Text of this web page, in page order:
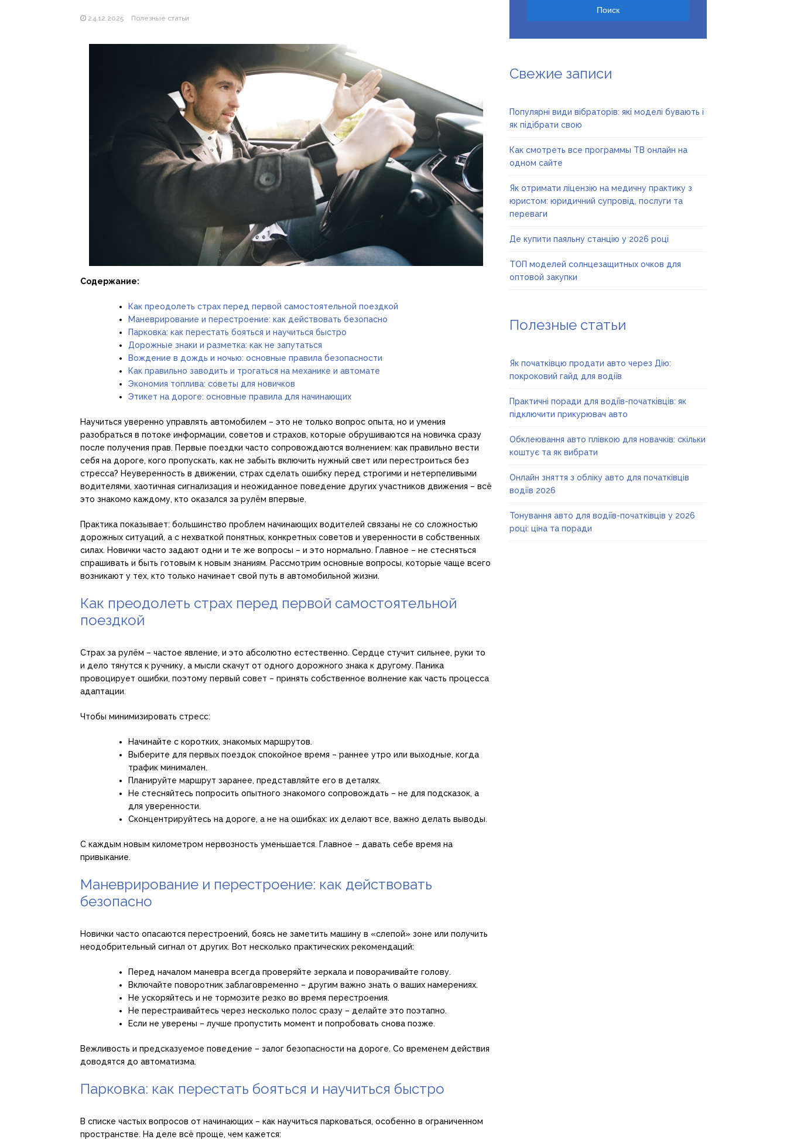
24.12.2025 Полезные статьи
Содержание:
Как преодолеть страх перед первой самостоятельной поездкой
Маневрирование и перестроение: как действовать безопасно
Парковка: как перестать бояться и научиться быстро
Дорожные знаки и разметка: как не запутаться
Вождение в дождь и ночью: основные правила безопасности
Как правильно заводить и трогаться на механике и автомате
Экономия топлива: советы для новичков
Этикет на дороге: основные правила для начинающих
Научиться уверенно управлять автомобилем – это не только вопрос опыта, но и умения
разобраться в потоке информации, советов и страхов, которые обрушиваются на новичка сразу
после получения прав. Первые поездки часто сопровождаются волнением: как правильно вести
себя на дороге, кого пропускать, как не забыть включить нужный свет или перестроиться без
стресса? Неуверенность в движении, страх сделать ошибку перед строгими и нетерпеливыми
водителями, хаотичная сигнализация и неожиданное поведение других участников движения – всё
это знакомо каждому, кто оказался за рулём впервые.
Практика показывает: большинство проблем начинающих водителей связаны не со сложностью
дорожных ситуаций, а с нехваткой понятных, конкретных советов и уверенности в собственных
силах. Новички часто задают одни и те же вопросы – и это нормально. Главное – не стесняться
спрашивать и быть готовым к новым знаниям. Рассмотрим основные вопросы, которые чаще всего
возникают у тех, кто только начинает свой путь в автомобильной жизни.
Как преодолеть страх перед первой самостоятельной
поездкой
Страх за рулём – частое явление, и это абсолютно естественно. Сердце стучит сильнее, руки то
и дело тянутся к ручнику, а мысли скачут от одного дорожного знака к другому. Паника
провоцирует ошибки, поэтому первый совет – принять собственное волнение как часть процесса
адаптации.
Чтобы минимизировать стресс:
Начинайте с коротких, знакомых маршрутов.
Выберите для первых поездок спокойное время – раннее утро или выходные, когда
трафик минимален.
Планируйте маршрут заранее, представляйте его в деталях.
Не стесняйтесь попросить опытного знакомого сопровождать – не для подсказок, а
для уверенности.
Сконцентрируйтесь на дороге, а не на ошибках: их делают все, важно делать выводы.
С каждым новым километром нервозность уменьшается. Главное – давать себе время на
привыкание.
Маневрирование и перестроение: как действовать
безопасно
Новички часто опасаются перестроений, боясь не заметить машину в «слепой» зоне или получить
неодобрительный сигнал от других. Вот несколько практических рекомендаций:
Перед началом маневра всегда проверяйте зеркала и поворачивайте голову.
Включайте поворотник заблаговременно – другим важно знать о ваших намерениях.
Не ускоряйтесь и не тормозите резко во время перестроения.
Не перестраивайтесь через несколько полос сразу – делайте это поэтапно.
Если не уверены – лучше пропустить момент и попробовать снова позже.
Вежливость и предсказуемое поведение – залог безопасности на дороге. Со временем действия
доводятся до автоматизма.
Парковка: как перестать бояться и научиться быстро
В списке частых вопросов от начинающих – как научиться парковаться, особенно в ограниченном
пространстве. На деле всё проще, чем кажется:
Свежие записи
Популярні види вібраторів: які моделі бувають і
як підібрати свою
Как смотреть все программы ТВ онлайн на
одном сайте
Як отримати ліцензію на медичну практику з
юристом: юридичний супровід, послуги та
переваги
Де купити паяльну станцію у 2026 році
ТОП моделей солнцезащитных очков для
оптовой закупки
Полезные статьи
Як початківцю продати авто через Дію:
покроковий гайд для водіїв
Практичні поради для водіїв-початківців: як
підключити прикурювач авто
Обклеювання авто плівкою для новачків: скільки
коштує та як вибрати
Онлайн зняття з обліку авто для початківців
водіїв 2026
Тонування авто для водіїв-початківців у 2026
році: ціна та поради